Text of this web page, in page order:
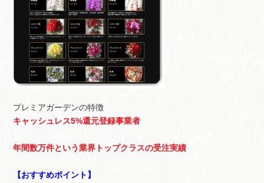
プレミアガーデンの特徴
キャッシュレス5%還元登録事業者
年間数万件という業界トップクラスの受注実績
【おすすめポイント】